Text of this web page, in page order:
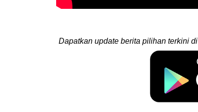
Dapatkan update berita pilihan terkini di